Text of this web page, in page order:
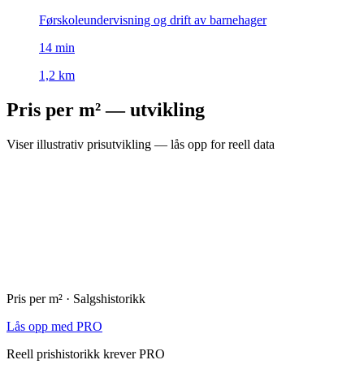
Førskoleundervisning og drift av barnehager
14 min
1,2 km
Pris per m² — utvikling
Viser illustrativ prisutvikling — lås opp for reell data
Pris per m² · Salgshistorikk
Lås opp med PRO
Reell prishistorikk krever PRO